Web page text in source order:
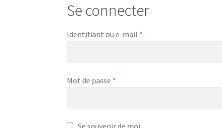
Se connecter
Identifiant ou e-mail *
Mot de passe *